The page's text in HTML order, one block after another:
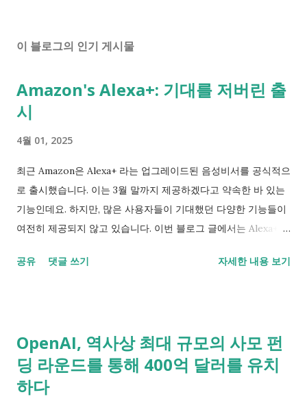
이 블로그의 인기 게시물
Amazon's Alexa+: 기대를 저버린 출
시
4월 01, 2025
최근 Amazon은 Alexa+ 라는 업그레이드된 음성비서를 공식적으
로 출시했습니다. 이는 3월 말까지 제공하겠다고 약속한 바 있는
기능인데요. 하지만, 많은 사용자들이 기대했던 다양한 기능들이
여전히 제공되지 않고 있습니다. 이번 블로그 글에서는 Alexa+의
출시, 그러나 부족한 기능들 Amazon이 대대적으로 마케팅한 바
을 위한 스토리를 생성하는 등의 기능이 그 사례입니다. 그러나
현재 이 서비스는 이러한 기능을 완전히 수행하지 못하고 있다고
알려져 있습니다. 부분적으로 도입되는 기능들 일부 기능은 최대
공유 댓글 쓰기 자세한 내용 보기
OpenAI, 역사상 최대 규모의 사모 펀
딩 라운드를 통해 400억 달러를 유치
하다